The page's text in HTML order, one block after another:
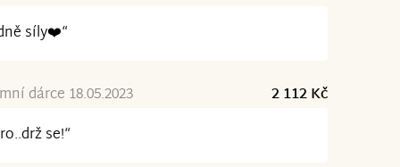
síly❤️“
dárce 18.05.2023
2 112 Kč
se!“